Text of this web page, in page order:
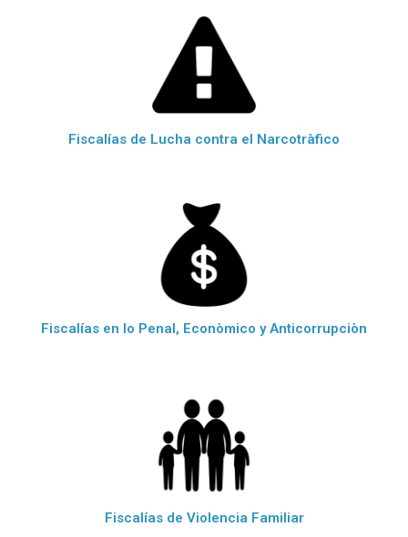
Fiscalías de Lucha contra el Narcotràfico
Fiscalías en lo Penal, Econòmico y Anticorrupciòn
Fiscalías de Violencia Familiar